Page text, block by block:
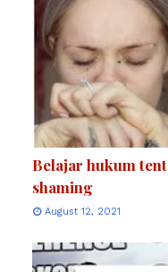
Belajar hukum
shaming
August 12, 2021